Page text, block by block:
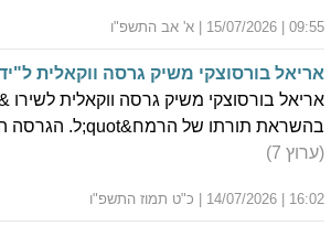
09:55 | 15/07/2026 | א' אב התשפ"ו
אריאל בורסוצקי משיק גרסה ווקאלית
בהשראת תורתו של הרמח&quot;ל. הגרסה הווקאלית בעיבודו של אודי דמארי.
(ערוץ 7)
16:02 | 14/07/2026 | כ"ט תמוז התשפ"ו